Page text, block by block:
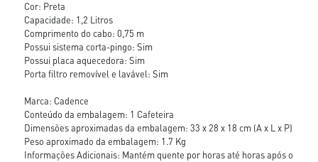
Cor: Preta
Capacidade: 1,2 Litros
Comprimento do cabo: 0,75 m
Possui sistema corta-pingo: Sim
Possui placa aquecedora: Sim
Porta filtro removível e lavável: Sim
Marca: Cadence
Conteúdo da embalagem: 1 Cafeteira
Dimensões aproximadas da embalagem: 33 x 28 x 18 cm (A x L x P)
Peso aproximado da embalagem: 1.7 Kg
Informações Adicionais: Mantém quente por horas até horas após o